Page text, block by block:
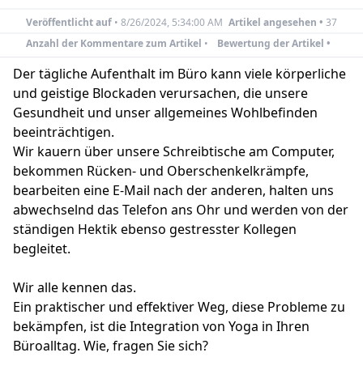
Veröffentlicht auf • 8/26/2024, 5:34:00 AM Artikel angesehen • 37
Anzahl der Kommentare zum Artikel • Bewertung der Artikel •
Der tägliche Aufenthalt im Büro kann viele körperliche
und geistige Blockaden verursachen, die unsere
Gesundheit und unser allgemeines Wohlbefinden
beeinträchtigen.
Wir kauern über unsere Schreibtische am Computer,
bekommen Rücken- und Oberschenkelkrämpfe,
bearbeiten eine E-Mail nach der anderen, halten uns
abwechselnd das Telefon ans Ohr und werden von der
ständigen Hektik ebenso gestresster Kollegen
begleitet.
Wir alle kennen das.
Ein praktischer und effektiver Weg, diese Probleme zu
bekämpfen, ist die Integration von Yoga in Ihren
Büroalltag. Wie, fragen Sie sich?